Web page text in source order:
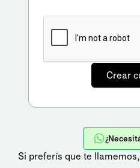
Si preferís que te llamemos,